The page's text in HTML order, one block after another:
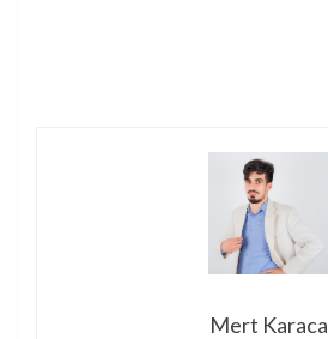
Mert Karaca